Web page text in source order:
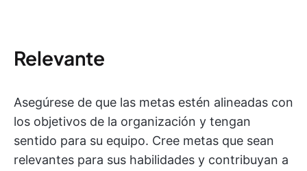
Relevante
Asegúrese de que las metas estén alineadas con
los objetivos de la organización y tengan
sentido para su equipo. Cree metas que sean
relevantes para sus habilidades y contribuyan a